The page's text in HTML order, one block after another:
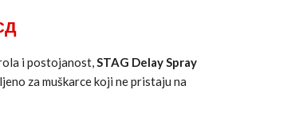
i postojanost,STAG Delay Spray
za muškarce koji ne pristaju na